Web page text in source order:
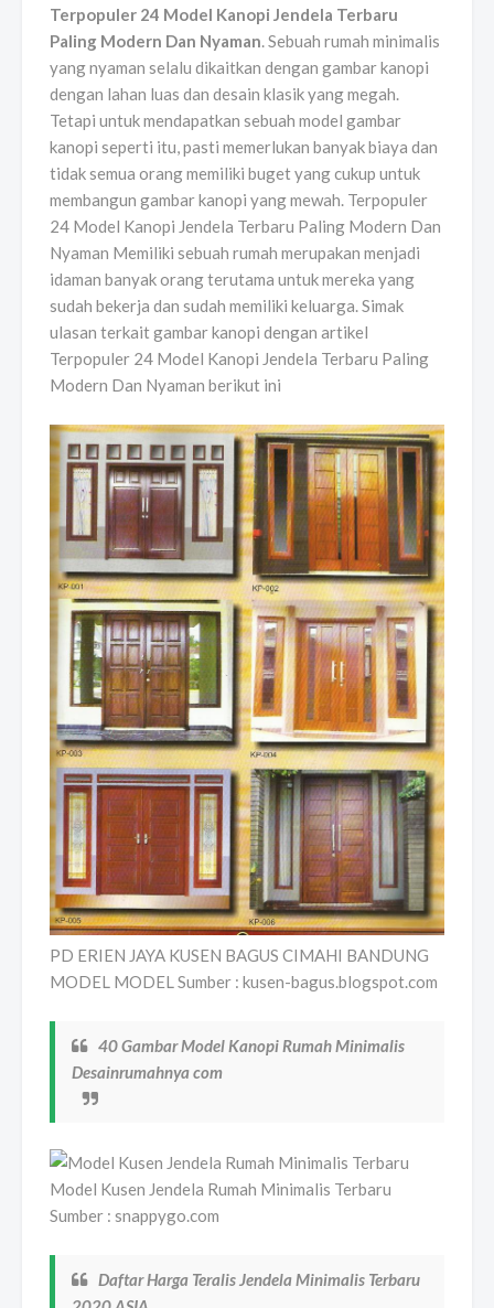
Terpopuler 24 Model Kanopi Jendela Terbaru
Paling Modern Dan Nyaman. Sebuah rumah minimalis
yang nyaman selalu dikaitkan dengan gambar kanopi
dengan lahan luas dan desain klasik yang megah.
Tetapi untuk mendapatkan sebuah model gambar
kanopi seperti itu, pasti memerlukan banyak biaya dan
tidak semua orang memiliki buget yang cukup untuk
membangun gambar kanopi yang mewah. Terpopuler
24 Model Kanopi Jendela Terbaru Paling Modern Dan
Nyaman Memiliki sebuah rumah merupakan menjadi
idaman banyak orang terutama untuk mereka yang
sudah bekerja dan sudah memiliki keluarga. Simak
ulasan terkait gambar kanopi dengan artikel
Terpopuler 24 Model Kanopi Jendela Terbaru Paling
Modern Dan Nyaman berikut ini
PD ERIEN JAYA KUSEN BAGUS CIMAHI BANDUNG
MODEL MODEL Sumber : kusen-bagus.blogspot.com
40 Gambar Model Kanopi Rumah Minimalis
Desainrumahnya com
Model Kusen Jendela Rumah Minimalis Terbaru
Sumber : snappygo.com
Daftar Harga Teralis Jendela Minimalis Terbaru